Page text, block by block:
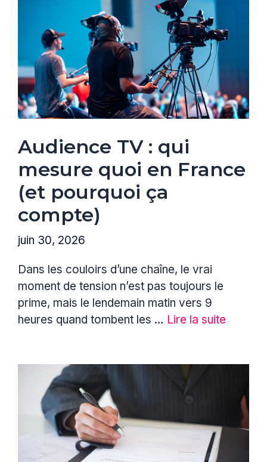
Audience TV : qui
mesure quoi en France
(et pourquoi ça
compte)
juin 30, 2026
Dans les couloirs d’une chaîne, le vrai
moment de tension n’est pas toujours le
prime, mais le lendemain matin vers 9
heures quand tombent les … Lire la suite